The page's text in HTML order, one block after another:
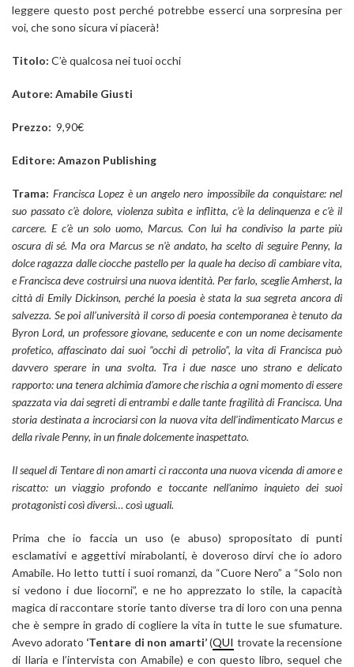
leggere questo post perché potrebbe esserci una sorpresina per
voi, che sono sicura vi piacerà!
Titolo: C’è qualcosa nei tuoi occhi
Autore: Amabile Giusti
Prezzo: 9,90€
Editore: Amazon Publishing
Trama: Francisca Lopez è un angelo nero impossibile da conquistare: nel
suo passato c’è dolore, violenza subìta e inflitta, c’è la delinquenza e c’è il
carcere. E c’è un solo uomo, Marcus. Con lui ha condiviso la parte più
oscura di sé.Ma ora Marcus se n’è andato, ha scelto di seguire Penny, la
dolce ragazza dalle ciocche pastello per la quale ha deciso di cambiare vita,
e Francisca deve costruirsi una nuova identità. Per farlo, sceglie Amherst, la
città di Emily Dickinson, perché la poesia è stata la sua segreta ancora di
salvezza. Se poi all’università il corso di poesia contemporanea è tenuto da
Byron Lord, un professore giovane, seducente e con un nome decisamente
profetico, affascinato dai suoi “occhi di petrolio”, la vita di Francisca può
davvero sperare in una svolta. Tra i due nasce uno strano e delicato
rapporto: una tenera alchimia d’amore che rischia a ogni momento di essere
spazzata via dai segreti di entrambi e dalle tante fragilità di Francisca. Una
storia destinata a incrociarsi con la nuova vita dell’indimenticato Marcus e
della rivale Penny, in un finale dolcemente inaspettato.
Il sequel di Tentare di non amarti ci racconta una nuova vicenda di amore e
riscatto: un viaggio profondo e toccante nell’animo inquieto dei suoi
protagonisti così diversi… così uguali.
Prima che io faccia un uso (e abuso) spropositato di punti
esclamativi e aggettivi mirabolanti, è doveroso dirvi che io adoro
Amabile. Ho letto tutti i suoi romanzi, da “Cuore Nero” a “Solo non
si vedono i due liocorni”, e ne ho apprezzato lo stile, la capacità
magica di raccontare storie tanto diverse tra di loro con una penna
che è sempre in grado di cogliere la vita in tutte le sue sfumature.
Avevo adorato ‘Tentare di non amarti’(QUI trovate la recensione
di Ilaria e l’intervista con Amabile) e con questo libro, sequel che